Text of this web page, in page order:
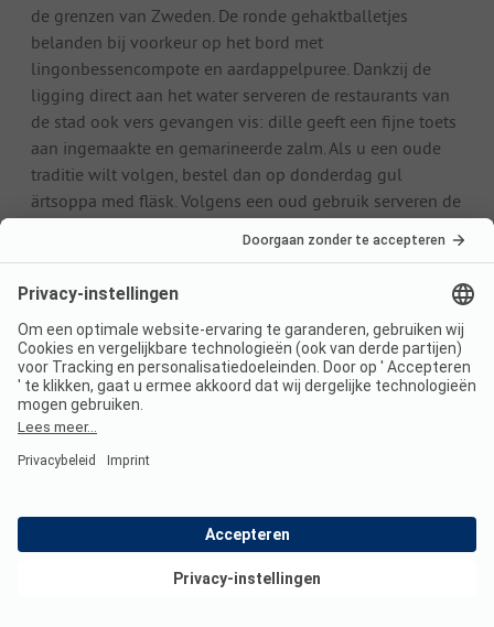
de grenzen van Zweden. De ronde gehaktballetjes
belanden bij voorkeur op het bord met
lingonbessencompote en aardappelpuree. Dankzij de
ligging direct aan het water serveren de restaurants van
de stad ook vers gevangen vis: dille geeft een fijne toets
aan ingemaakte en gemarineerde zalm. Als u een oude
traditie wilt volgen, bestel dan op donderdag gul
ärtsoppa med fläsk. Volgens een oud gebruik serveren de
de volgende vastendag op vrijdag. Ook de koffiepauze
genieten er graag een prinsessentaart bij. Volgens het
originele recept uit 1948 bestaat deze uit luchtig deeg,
vanillecrème en de typische groene marsepeinlaag.
Beste reistijd
Door de ligging hoog in het noorden van Europa zijn de
beste reistijd voor uitgebreide sightseeingtours is van
mei tot augustus. Het weer is vooral aangenaam in juni,
wanneer de zon meer dan tien uur per dag schijnt.